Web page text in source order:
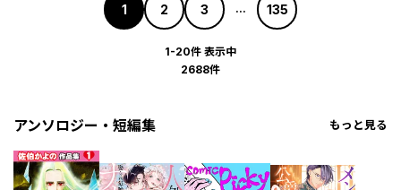
1 2 3 ... 135
1-20件 表示中
2688件
アンソロジー・短編集 もっと見る